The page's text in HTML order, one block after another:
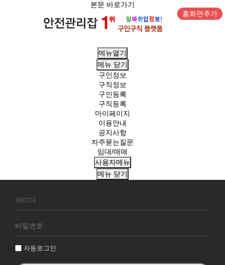
본문 바로가기
홈화면추가
메뉴열기
메뉴 닫기
구인정보
구직정보
구인등록
구직등록
마이페이지
이용안내
공지사항
자주묻는질문
임대/매매
사용자메뉴
메뉴 닫기
원
그
자동로그인